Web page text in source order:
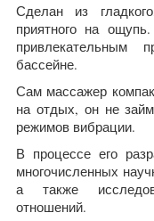
Сделан из
приятного на
бассейне.
Сам массажер
на отдых, он не
режимов вибрации.
В процессе его
многочисленных
а также
отношений.